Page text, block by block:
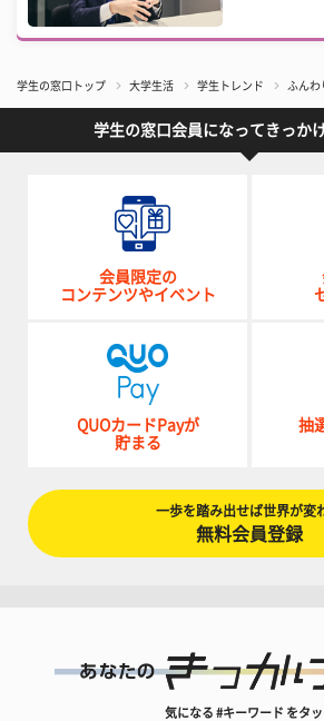
学生の窓口トップ 大学生活 学生トレンド ふん
学生の窓口会員になってきっか
会員限定の
コンテンツやイベント
QUOカードPayが
貯まる
抽
一歩を踏み出せば世界が変
無料会員登録
気になる #キーワード をタ